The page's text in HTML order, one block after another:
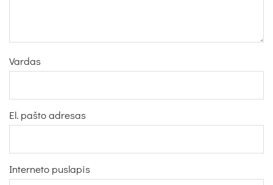
Vardas
El. pašto adresas
Interneto puslapis